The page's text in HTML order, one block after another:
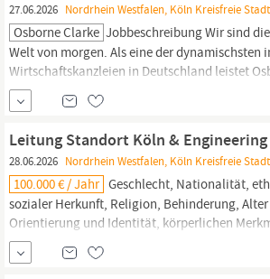
27.06.2026 Nordrhein Westfalen, Köln Kreisfreie
Osborne Clarke Jobbeschreibung Wir sind
Welt von morgen. Als eine der dynamischsten
Wirtschaftskanzleien in Deutschland leistet
Mandatsarbeit auf höchstem Niveau. An
Berlin, Hamburg,
und München arbeiten
Mitarbeitende gemeinsam an den wichtigen
Wir sind ...
Leitung Standort Köln &
28.06.2026 Nordrhein Westfalen, Köln Kreisfreie
100.000 € / Jahr Geschlecht, Nationalität,
sozialer Herkunft, Religion, Behinderung,
Orientierung und Identität, körperlichen
Familienstand oder einem anderen
geltendemRecht.